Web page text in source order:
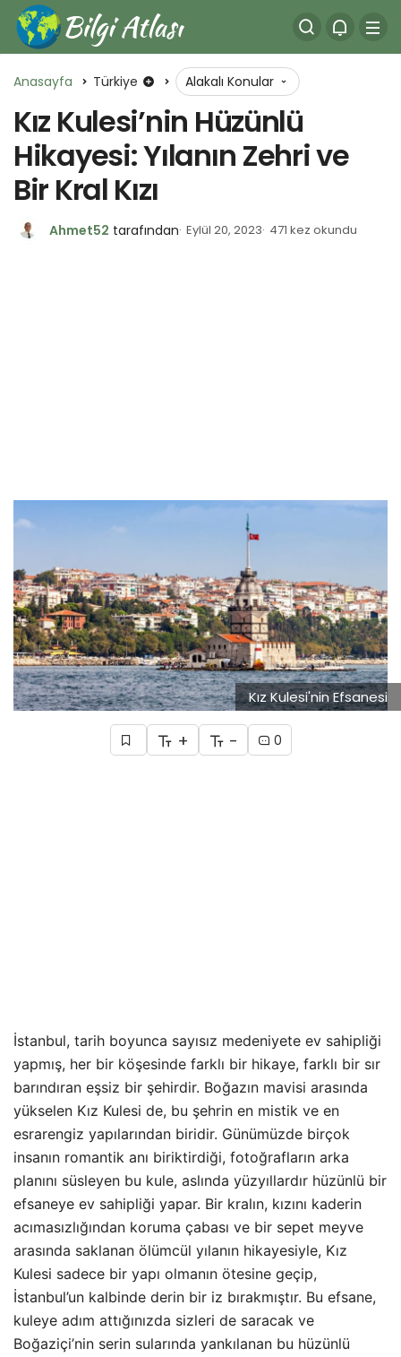
Anasayfa Türkiye Alakalı Konular
Kız Kulesi’nin Hüzünlü
Hikayesi: Yılanın Zehri ve
Bir Kral Kızı
Ahmet52 tarafından Eylül 20, 2023 471 kez okundu
Kız Kulesi'nin Efsanesi
+ - 0
İstanbul, tarih boyunca sayısız medeniyete ev sahipliği
yapmış, her bir köşesinde farklı bir hikaye, farklı bir sır
barındıran eşsiz bir şehirdir. Boğazın mavisi arasında
yükselen Kız Kulesi de, bu şehrin en mistik ve en
esrarengiz yapılarından biridir. Günümüzde birçok
insanın romantik anı biriktirdiği, fotoğrafların arka
planını süsleyen bu kule, aslında yüzyıllardır hüzünlü bir
efsaneye ev sahipliği yapar. Bir kralın, kızını kaderin
acımasızlığından koruma çabası ve bir sepet meyve
arasında saklanan ölümcül yılanın hikayesiyle, Kız
Kulesi sadece bir yapı olmanın ötesine geçip,
İstanbul’un kalbinde derin bir iz bırakmıştır. Bu efsane,
kuleye adım attığınızda sizleri de saracak ve
Boğaziçi’nin serin sularında yankılanan bu hüzünlü